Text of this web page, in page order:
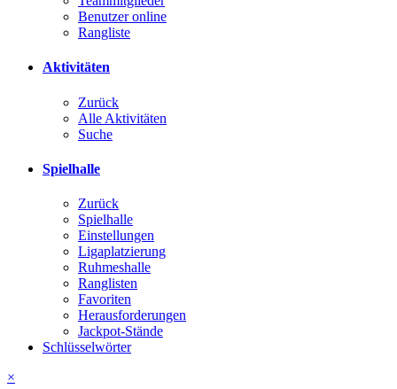
Benutzer online
Rangliste
Aktivitäten
Zurück
Alle Aktivitäten
Suche
Spielhalle
Zurück
Spielhalle
Einstellungen
Ligaplatzierung
Ruhmeshalle
Ranglisten
Favoriten
Herausforderungen
Jackpot-Stände
Schlüsselwörter
×